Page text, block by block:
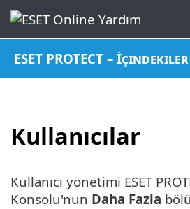
ESET PROTECT – İçindekiler
Kullanıcılar
Kullanıcı yönetimi ESET
Konsolu'nun Daha Fazla